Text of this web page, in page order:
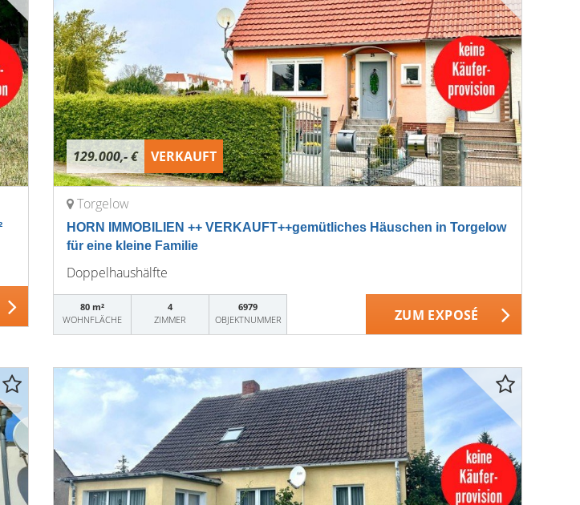
129.000,- € VERKAUFT
Torgelow
HORN IMMOBILIEN ++ VERKAUFT++gemütliches Häuschen in Torgelow
für eine kleine Familie
Doppelhaushälfte
80 m²
WOHNFLÄCHE
4
ZIMMER
6979
OBJEKTNUMMER
ZUM EXPOSÉ